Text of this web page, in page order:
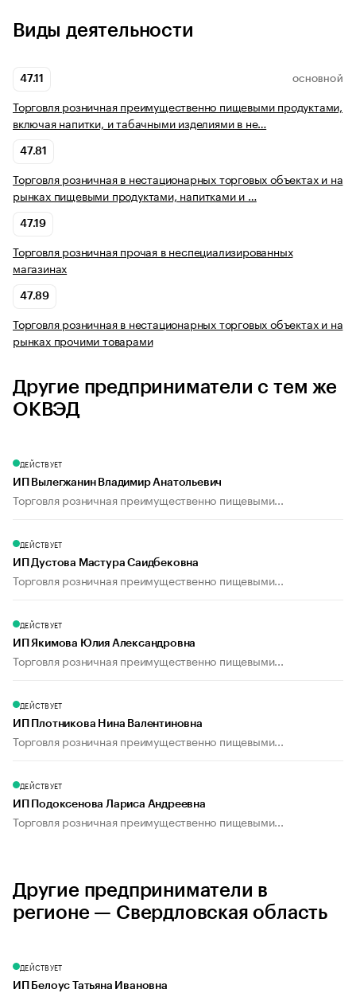
Виды деятельности
47.11 ОСНОВНОЙ
Торговля розничная преимущественно пищевыми продуктами,
включая напитки, и табачными изделиями в не…
47.81
Торговля розничная в нестационарных торговых объектах и на
рынках пищевыми продуктами, напитками и …
47.19
Торговля розничная прочая в неспециализированных
магазинах
47.89
Торговля розничная в нестационарных торговых объектах и на
рынках прочими товарами
Другие предприниматели с тем же
ОКВЭД
ДЕЙСТВУЕТ
ИП Вылегжанин Владимир Анатольевич
Торговля розничная преимущественно пищевыми...
ДЕЙСТВУЕТ
ИП Дустова Мастура Саидбековна
Торговля розничная преимущественно пищевыми...
ДЕЙСТВУЕТ
ИП Якимова Юлия Александровна
Торговля розничная преимущественно пищевыми...
ДЕЙСТВУЕТ
ИП Плотникова Нина Валентиновна
Торговля розничная преимущественно пищевыми...
ДЕЙСТВУЕТ
ИП Подоксенова Лариса Андреевна
Торговля розничная преимущественно пищевыми...
Другие предприниматели в
регионе — Свердловская область
ДЕЙСТВУЕТ
ИП Белоус Татьяна Ивановна